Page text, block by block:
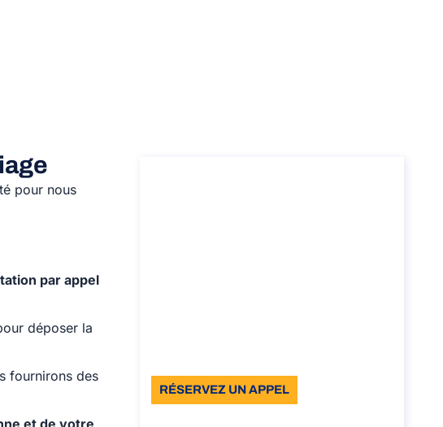
pour nous
par appel
déposer la
fournirons des
et de votre
RÉSERVEZ UN APPEL